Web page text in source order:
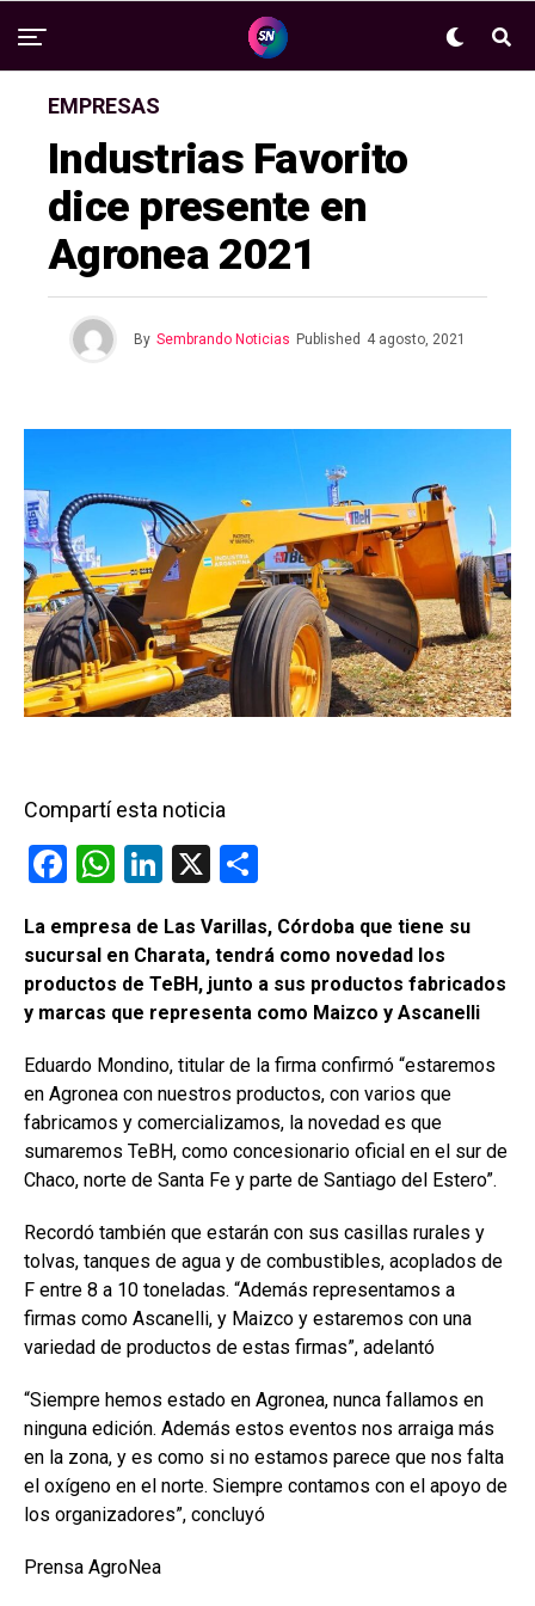
EMPRESAS
Industrias Favorito
dice presente en
Agronea 2021
By Sembrando Noticias Published 4 agosto, 2021
Compartí esta noticia
F
ce
b
o
o
k
W
at
s
A
p
p
Li
ke
dI
n
X
m
p
ar
tir
La empresa de Las Varillas, Córdoba que tiene su
sucursal en Charata, tendrá como novedad los
productos de TeBH, junto a sus productos fabricados
y marcas que representa como Maizco y Ascanelli
Eduardo Mondino, titular de la firma confirmó “estaremos
en Agronea con nuestros productos, con varios que
fabricamos y comercializamos, la novedad es que
sumaremos TeBH, como concesionario oficial en el sur de
Chaco, norte de Santa Fe y parte de Santiago del Estero”.
Recordó también que estarán con sus casillas rurales y
tolvas, tanques de agua y de combustibles, acoplados de
F entre 8 a 10 toneladas. “Además representamos a
firmas como Ascanelli, y Maizco y estaremos con una
variedad de productos de estas firmas”, adelantó
“Siempre hemos estado en Agronea, nunca fallamos en
ninguna edición. Además estos eventos nos arraiga más
en la zona, y es como si no estamos parece que nos falta
el oxígeno en el norte. Siempre contamos con el apoyo de
los organizadores”, concluyó
Prensa AgroNea